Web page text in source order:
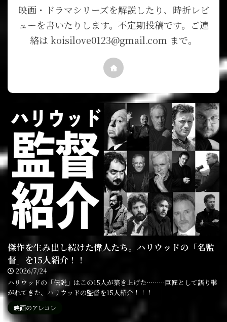
映画・ドラマシリーズを解説したり、時折レビ
ューを書いたりします。不定期投稿です。ご連
絡は koisilove0123@gmail.com まで。
傑作を生み出し続けた偉人たち。ハリウッドの「名監
督」を15人紹介！！
2026/7/24
ハリウッドの「伝説」はこの15人が築き上げた………巨匠として語り継
がれてきた、ハリウッドの監督を15人紹介！！！
映画のアレコレ